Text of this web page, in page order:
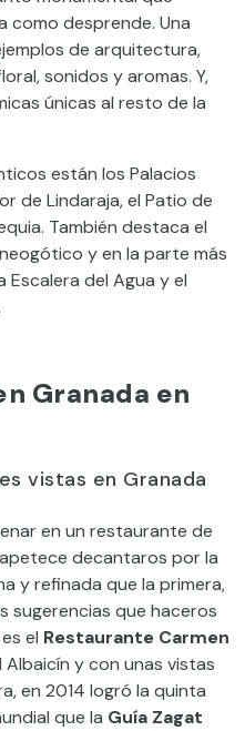
como desprende. Una
de arquitectura,
sonidos y aromas. Y,
únicas al resto de la
están los Palacios
de Lindaraja, el Patio de
También destaca el
y en la parte más
Escalera del Agua y el
Granada en
vistas en Granada
en un restaurante de
decantaros por la
y refinada que la primera,
sugerencias que haceros
el Restaurante Carmen
Albaicín y con unas vistas
en 2014 logró la quinta
que la Guía Zagat